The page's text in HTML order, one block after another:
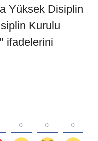
Yüksek Disiplin
Kurulu
ifadelerini